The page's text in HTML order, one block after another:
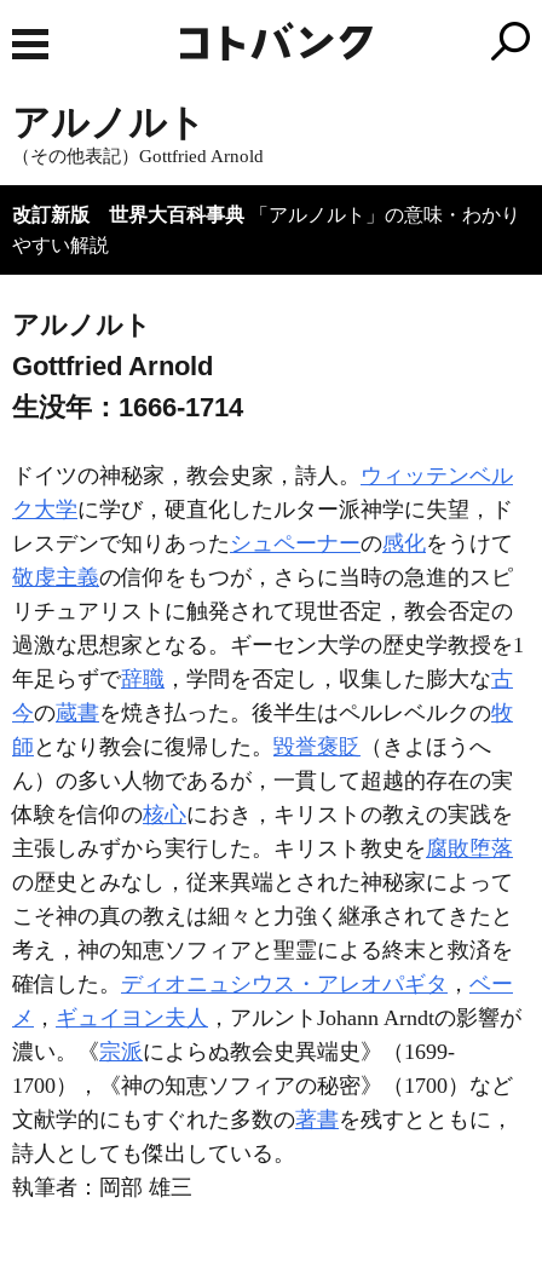
アルノルト
（その他表記）Gottfried Arnold
改訂新版 世界大百科事典 「アルノルト」の意味・わかり
やすい解説
アルノルト
Gottfried Arnold
生没年：1666-1714
ドイツの神秘家，教会史家，詩人。 ウィッテンベル
ク大学に学び，硬直化したルター派神学に失望，ド
レスデンで知りあった シュペーナーの感化をうけて
敬虔主義の信仰をもつが，さらに当時の急進的スピ
リチュアリストに触発されて現世否定，教会否定の
過激な思想家となる。ギーセン大学の歴史学教授を1
年足らずで辞職 ，学問を否定し，収集した膨大な古
今の蔵書を焼き払った。後半生はペルレベルクの牧
師 となり教会に復帰した。 毀誉褒貶 （きよほうへ
ん）の多い人物であるが，一貫して超越的存在の実
体験を信仰の核心におき，キリストの教えの実践を
主張しみずから実行した。キリスト教史を腐敗堕落
の歴史とみなし，従来異端とされた神秘家によって
こそ神の真の教えは細々と力強く継承されてきたと
考え，神の知恵ソフィアと聖霊による終末と救済を
確信した。 ディオニュシウス・アレオパギタ ， ベー
メ ， ギュイヨン夫人 ，アルントJohann Arndtの影響が
濃い。《宗派によらぬ教会史異端史》（1699-
1700），《神の知恵ソフィアの秘密》（1700）など
文献学的にもすぐれた多数の著書を残すとともに，
詩人としても傑出している。
執筆者： 岡部 雄三